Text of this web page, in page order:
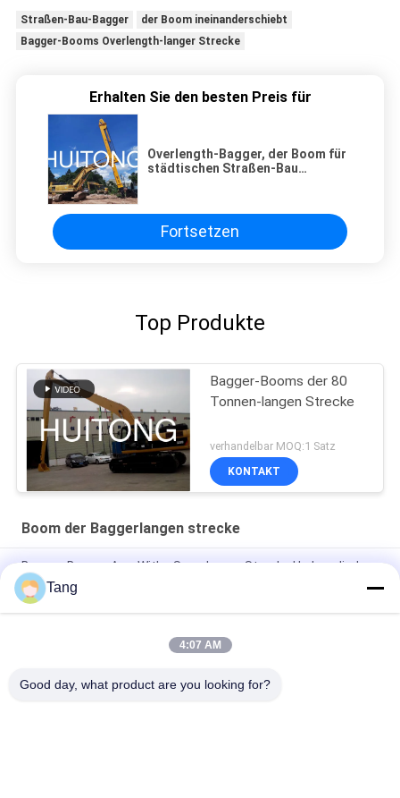
Straßen-Bau-Bagger
der Boom ineinanderschiebt
Bagger-Booms Overlength-langer Strecke
Erhalten Sie den besten Preis für
Overlength-Bagger, der Boom für
städtischen Straßen-Bau
Fortsetzen
Top Produkte
Bagger-Booms der 80
Tonnen-langen Strecke
verhandelbar MOQ:1 Satz
KONTAKT
Boom der Baggerlangen strecke
Bagger-Booms Arm Withs Sany-langer Strecke Hydrozylinder
Schöpflöffel-lange Strecke verlängerte 10 Ton Excavator
Boom Arm
Bagger Booms For HD450 HD550 HD820 der langen Strecke
Tang
4:07 AM
Good day, what product are you looking for?